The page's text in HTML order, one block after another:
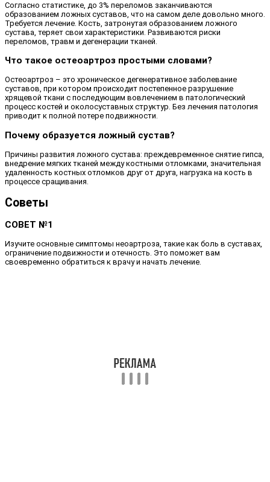
Согласно статистике, до 3% переломов заканчиваются
образованием ложных суставов, что на самом деле довольно много.
Требуется лечение. Кость, затронутая образованием ложного
сустава, теряет свои характеристики. Развиваются риски
переломов, травм и дегенерации тканей.
Что такое остеоартроз простыми словами?
Остеоартроз – это хроническое дегенеративное заболевание
суставов, при котором происходит постепенное разрушение
хрящевой ткани с последующим вовлечением в патологический
процесс костей и околосуставных структур. Без лечения патология
приводит к полной потере подвижности.
Почему образуется ложный сустав?
Причины развития ложного сустава: преждевременное снятие гипса,
внедрение мягких тканей между костными отломками, значительная
удаленность костных отломков друг от друга, нагрузка на кость в
процессе сращивания.
Советы
СОВЕТ №1
Изучите основные симптомы неоартроза, такие как боль в суставах,
ограничение подвижности и отечность. Это поможет вам
своевременно обратиться к врачу и начать лечение.